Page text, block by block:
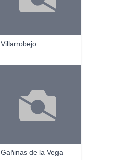
Villarrobejo
Gañinas de la Vega